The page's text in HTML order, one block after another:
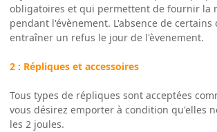
obligatoires et qui permettent de fournir la
pendant l'évènement. L'absence de
entraîner un refus le jour de l'èvenement.
2 : Répliques et accessoires
Tous types de répliques sont acceptées
vous désirez emporter à condition qu'elles
les 2 joules.